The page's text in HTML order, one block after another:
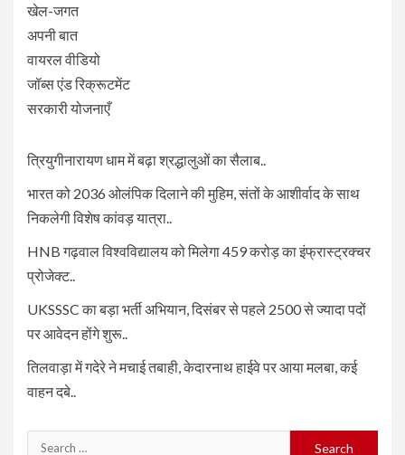
खेल-जगत
अपनी बात
वायरल वीडियो
जॉब्स एंड रिक्रूटमेंट
सरकारी योजनाएँ
त्रियुगीनारायण धाम में बढ़ा श्रद्धालुओं का सैलाब..
भारत को 2036 ओलंपिक दिलाने की मुहिम, संतों के आशीर्वाद के साथ
निकलेगी विशेष कांवड़ यात्रा..
HNB गढ़वाल विश्वविद्यालय को मिलेगा 459 करोड़ का इंफ्रास्ट्रक्चर
प्रोजेक्ट..
UKSSSC का बड़ा भर्ती अभियान, दिसंबर से पहले 2500 से ज्यादा पदों
पर आवेदन होंगे शुरू..
तिलवाड़ा में गदेरे ने मचाई तबाही, केदारनाथ हाईवे पर आया मलबा, कई
वाहन दबे..
Search